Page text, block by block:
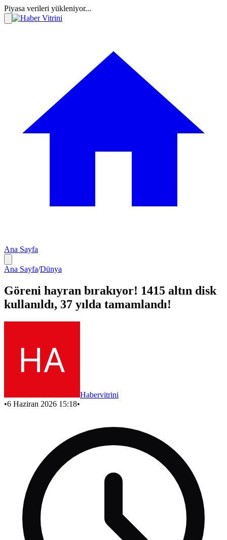
Piyasa verileri yükleniyor...
Ana Sayfa
Ana Sayfa/Dünya
Göreni hayran bırakıyor! 1415 altın disk
kullanıldı, 37 yılda tamamlandı!
Habervitrini
•6 Haziran 2026 15:18•